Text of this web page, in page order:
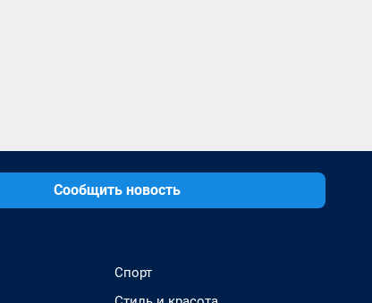
Сообщить новость
Спорт